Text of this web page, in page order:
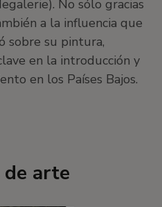
No sólo gracias
a la influencia que
sobre su pintura,
en la introducción y
en los Países Bajos.
de arte